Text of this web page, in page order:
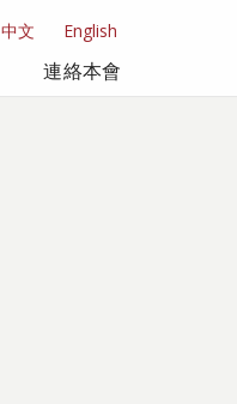
中文 English
連絡本會